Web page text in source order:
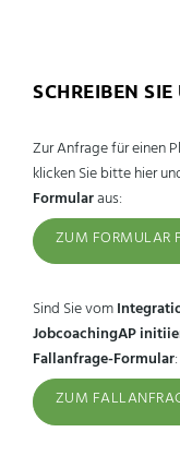
SCHREIBEN SIE
Zur Anfrage für einen
klicken Sie bitte hier
Formularaus:
ZUM FORMULAR
Sind Sie vom
JobcoachingAP
Fallanfrage-Formular:
ZUM